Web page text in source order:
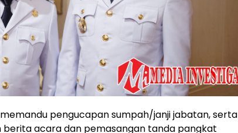
pengucapan sumpah/janji jabatan, serta
acara dan pemasangan tanda pangkat